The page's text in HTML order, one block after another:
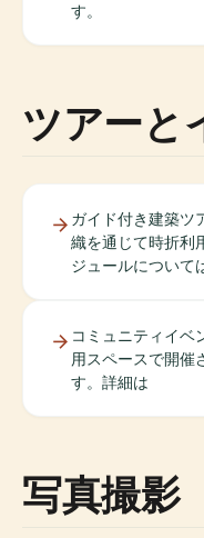
す。
ツアーと
ガイド付き建築ツ
織を通じて時折利
ジュールについて
コミュニティイベ
用スペースで開催
す。詳細は
写真撮影